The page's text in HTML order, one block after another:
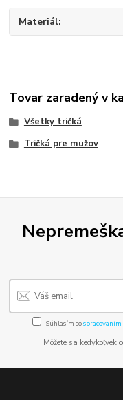
Materiál
Tovar zaradený v
Všetky tričká
Tričká pre mužov
Súhlasím so
Môžete sa